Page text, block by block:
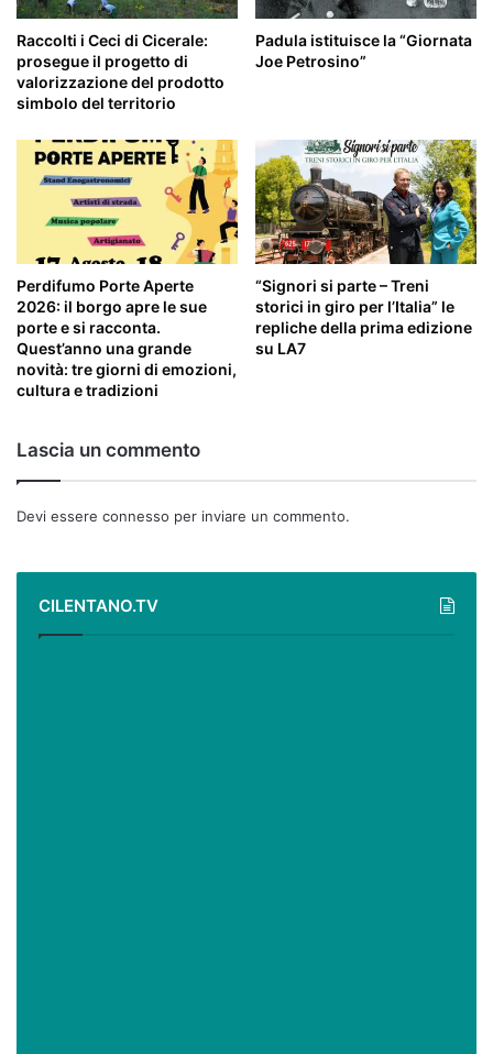
Raccolti i Ceci di Cicerale:
prosegue il progetto di
valorizzazione del prodotto
simbolo del territorio
Padula istituisce la “Giornata
Joe Petrosino”
Perdifumo Porte Aperte
2026: il borgo apre le sue
porte e si racconta.
Quest’anno una grande
novità: tre giorni di emozioni,
cultura e tradizioni
“Signori si parte – Treni
storici in giro per l’Italia” le
repliche della prima edizione
su LA7
Lascia un commento
Devi essere connesso per inviare un commento.
CILENTANO.TV